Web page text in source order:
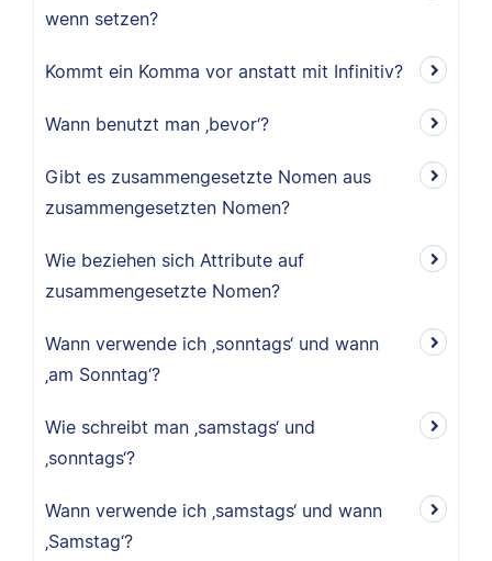
wenn setzen?
Kommt ein Komma vor anstatt mit Infinitiv?
Wann benutzt man ‚bevor‘?
Gibt es zusammengesetzte Nomen aus
zusammengesetzten Nomen?
Wie beziehen sich Attribute auf
zusammengesetzte Nomen?
Wann verwende ich ‚sonntags‘ und wann
‚am Sonntag‘?
Wie schreibt man ‚samstags‘ und
‚sonntags‘?
Wann verwende ich ‚samstags‘ und wann
‚Samstag‘?